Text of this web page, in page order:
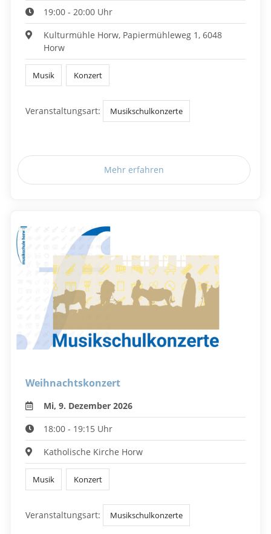
19:00 - 20:00 Uhr
Kulturmühle Horw, Papiermühleweg 1, 6048
Horw
Musik Konzert
Veranstaltungsart: Musikschulkonzerte
Mehr erfahren
Weihnachtskonzert
Mi, 9. Dezember 2026
18:00 - 19:15 Uhr
Katholische Kirche Horw
Musik Konzert
Veranstaltungsart: Musikschulkonzerte